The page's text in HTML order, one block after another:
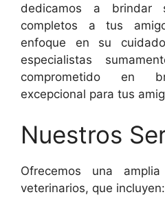
dedicamos a brindar
completos a tus
enfoque en su
especialistas
comprometido en
excepcional para tus
Nuestros
Ofrecemos una
veterinarios, que incluyen: